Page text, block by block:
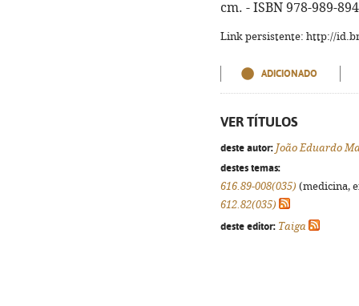
cm. - ISBN 978-989-
Link persistente: http://
ADICIONADO
VER TÍTULOS
deste autor: João Eduardo
destes temas:
616.89-008(035) (medicina,
612.82(035)
deste editor: Taiga